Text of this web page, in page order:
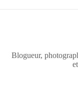
Blogueur,